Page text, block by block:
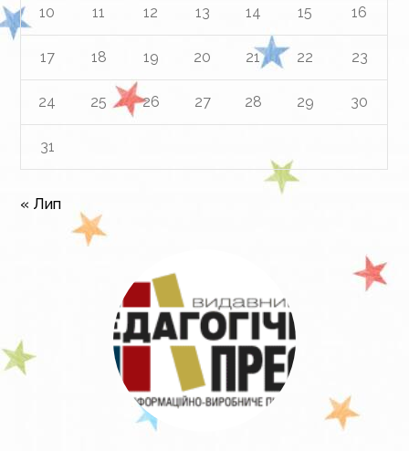
10 11 12 13 14 15 16
17 18 19 20 21 22 23
24 25 26 27 28 29 30
31
« Лип